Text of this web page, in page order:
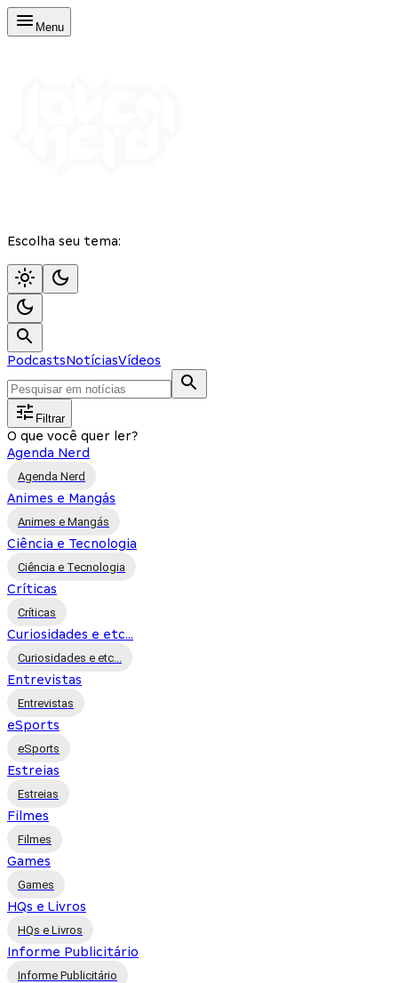
Menu
Escolha seu tema:
PodcastsNotíciasVídeos
Filtrar
O que você quer ler?
Agenda Nerd
Agenda Nerd
Animes e Mangás
Animes e Mangás
Ciência e Tecnologia
Ciência e Tecnologia
Críticas
Críticas
Curiosidades e etc...
Curiosidades e etc...
Entrevistas
Entrevistas
eSports
eSports
Estreias
Estreias
Filmes
Filmes
Games
Games
HQs e Livros
HQs e Livros
Informe Publicitário
Informe Publicitário